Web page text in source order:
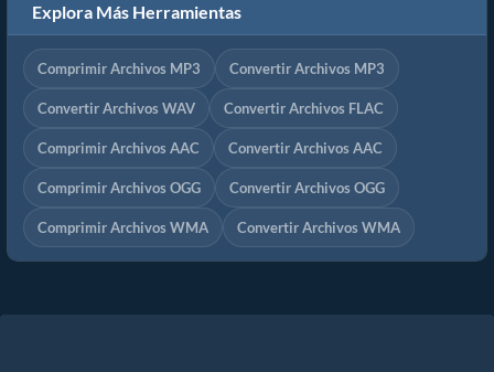
Explora Más Herramientas
Comprimir Archivos MP3 Convertir Archivos MP3
Convertir Archivos WAV Convertir Archivos FLAC
Comprimir Archivos AAC Convertir Archivos AAC
Comprimir Archivos OGG Convertir Archivos OGG
Comprimir Archivos WMA Convertir Archivos WMA